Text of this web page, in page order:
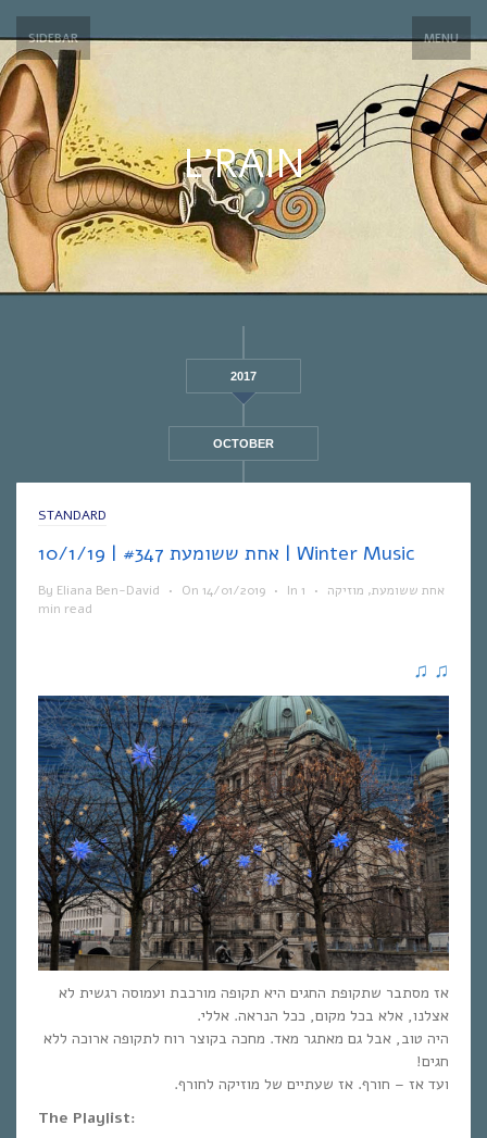
SIDEBAR MENU
L’RAIN
2017
OCTOBER
STANDARD
אחת ששומעת #347 | 10/1/19 | Winter Music
By Eliana Ben-David • On 14/01/2019 • In אחת ששומעת, מוזיקה •
1
min read
♫
♫
אז מסתבר שתקופת החגים היא תקופה מורכבת ועמוסה רגשית לא
אצלנו, אלא בכל מקום, ככל הנראה. אללי.
היה טוב, אבל גם מאתגר מאד. מחכה בקוצר רוח לתקופה ארוכה ללא
חגים!
ועד אז – חורף. אז שעתיים של מוזיקה לחורף.
The Playlist: